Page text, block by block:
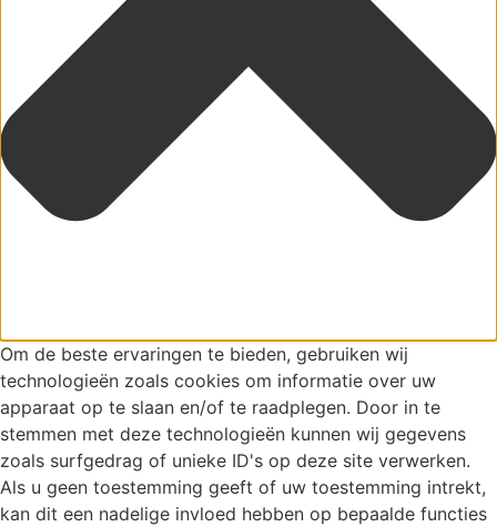
Om de beste ervaringen te bieden, gebruiken wij
technologieën zoals cookies om informatie over uw
apparaat op te slaan en/of te raadplegen. Door in te
stemmen met deze technologieën kunnen wij gegevens
zoals surfgedrag of unieke ID's op deze site verwerken.
Als u geen toestemming geeft of uw toestemming intrekt,
kan dit een nadelige invloed hebben op bepaalde functies